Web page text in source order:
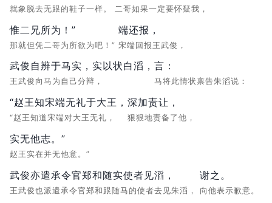
就象脱去无跟的鞋子一样。 二哥如果一定要怀疑我，
惟二兄所为！”
那就但凭二哥为所欲为吧！”
端还报，
宋端回报王武俊，
武俊自辨于马实，实以状白滔，
王武俊向马为自己分辩，
言：
马将此情状禀告朱滔说：
“赵王知宋端无礼于大王，
“赵王知道宋端对大王无礼，
深加责让，
狠狠地责备了他，
实无他志。”
赵王实在并无他意。”
武俊亦遣承令官郑和随实使者见滔，
王武俊也派遣承令官郑和跟随马的使者去见朱滔，
谢之。
向他表示歉意。